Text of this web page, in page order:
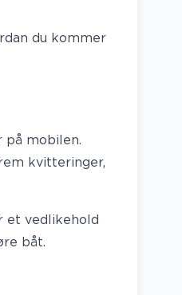
du kommer
på mobilen.
kvitteringer,
et vedlikehold
båt.